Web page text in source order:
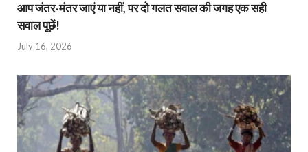
आप जंतर-मंतर जाएं या नहीं, पर दो गलत सवाल की जगह एक सही
सवाल पूछें!
July 16, 2026